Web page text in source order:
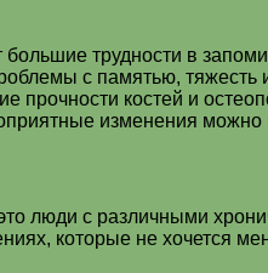
трудности в
с памятью, тяжесть
костей и
изменения
люди с различными
которые не хочется